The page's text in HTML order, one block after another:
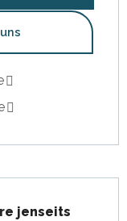
jenseits